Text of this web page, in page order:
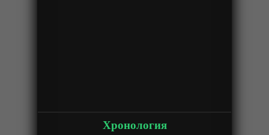
Хронология